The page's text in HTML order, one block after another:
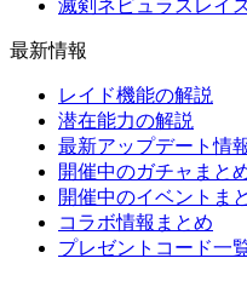
滅剣ネビュラスレイ
最新情報
レイド機能の解説
潜在能力の解説
最新アップデート情
開催中のガチャまと
開催中のイベントま
コラボ情報まとめ
プレゼントコード一